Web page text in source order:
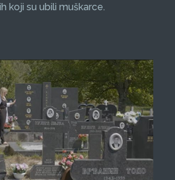
koji su ubili muškarce.